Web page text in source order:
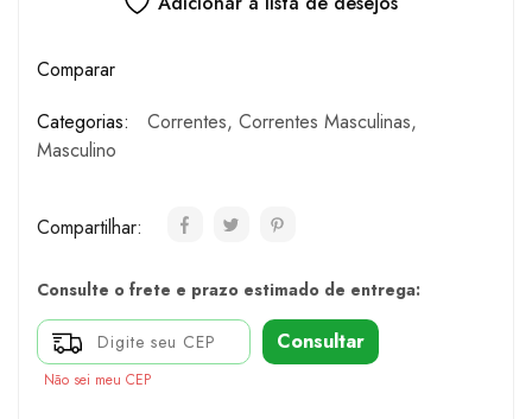
Comparar
Categorias:
Correntes, Correntes Masculinas,
Masculino
Compartilhar:
Consulte o frete e prazo estimado de entrega:
Consultar
Não sei meu CEP